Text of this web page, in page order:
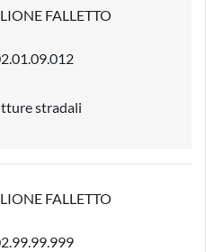
FALLETTO
stradali
FALLETTO